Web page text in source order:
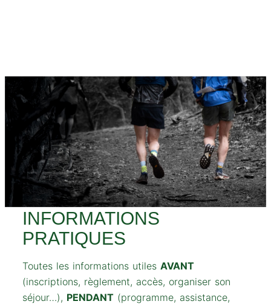
INFORMATIONS
PRATIQUES
Toutes les informations utilesAVANT
(inscriptions, règlement, accès, organiser son
séjour…), PENDANT (programme, assistance,